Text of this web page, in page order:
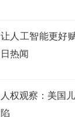
让人工智能更好
日热闻
人权观察：美国
陷